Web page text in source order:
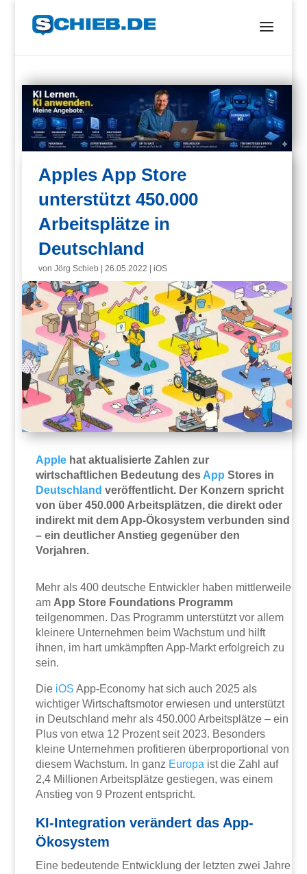
Apples App Store
unterstützt 450.000
Arbeitsplätze in
Deutschland
vonJörg Schieb |26.05.2022 |iOS
Apple hat aktualisierte Zahlen zur
wirtschaftlichen Bedeutung desApp Stores in
Deutschland veröffentlicht. Der Konzern spricht
von über 450.000 Arbeitsplätzen, die direkt oder
indirekt mit dem App-Ökosystem verbunden sind
– ein deutlicher Anstieg gegenüber den
Vorjahren.
Mehr als 400 deutsche Entwickler haben mittlerweile
amApp Store Foundations Programm
teilgenommen. Das Programm unterstützt vor allem
kleinere Unternehmen beim Wachstum und hilft
ihnen, im hart umkämpften App-Markt erfolgreich zu
sein.
Die iOS App-Economy hat sich auch 2025 als
wichtiger Wirtschaftsmotor erwiesen und unterstützt
in Deutschland mehr als 450.000 Arbeitsplätze – ein
Plus von etwa 12 Prozent seit 2023. Besonders
kleine Unternehmen profitieren überproportional von
diesem Wachstum. In ganz Europa ist die Zahl auf
2,4 Millionen Arbeitsplätze gestiegen, was einem
Anstieg von 9 Prozent entspricht.
KI-Integration verändert das App-
Ökosystem
Eine bedeutende Entwicklung der letzten zwei Jahre